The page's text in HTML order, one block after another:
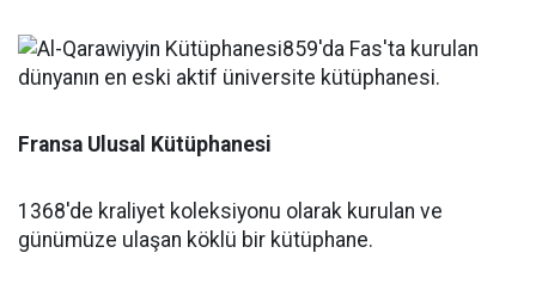
Fransa Ulusal Kütüphanesi
1368'de kraliyet koleksiyonu olarak kurulan ve
günümüze ulaşan köklü bir kütüphane.